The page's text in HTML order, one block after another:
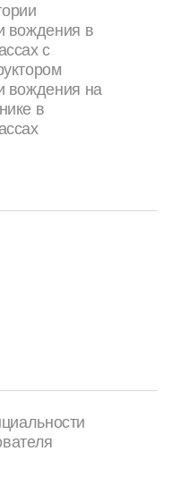
вождения в
с
вождения на
в